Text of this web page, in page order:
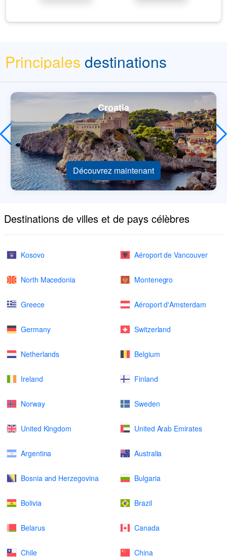
Principales destinations
Croatia
Découvrez maintenant
Destinations de villes et de pays célèbres
Kosovo Aéroport de Vancouver
North Macedonia Montenegro
Greece Aéroport d'Amsterdam
Germany Switzerland
Netherlands Belgium
Ireland Finland
Norway Sweden
United Kingdom United Arab Emirates
Argentina Australia
Bosnia and Herzegovina Bulgaria
Bolivia Brazil
Belarus Canada
Chile China